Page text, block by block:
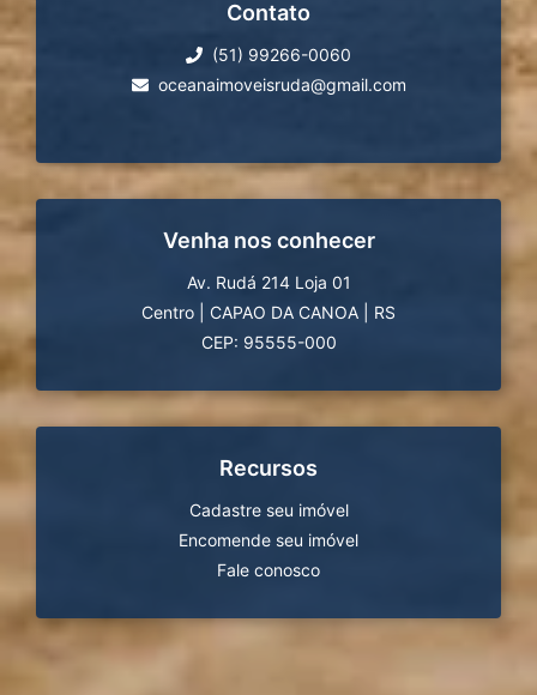
Contato
(51) 99266-0060
oceanaimoveisruda@gmail.com
Venha nos conhecer
Av. Rudá 214 Loja 01
Centro
CAPAO DA CANOA
RS
CEP: 95555-000
Recursos
Cadastre seu imóvel
Encomende seu imóvel
Fale conosco